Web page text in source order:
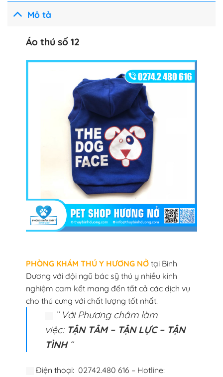
Mô tả
Áo thú số 12
PHÒNG KHÁM THÚ Y HƯƠNG NỞtại Bình
Dương với đội ngũ bác sỹ thú y nhiều kinh
nghiệm cam kết mang đến tất cả các dịch vụ
cho thú cưng với chất lượng tốt nhất.
” Với Phương châm làm
việc: TẬN TÂM – TẬN LỰC – TẬN
TÌNH“
Điện thoại: 02742.480 616 – Hotline: